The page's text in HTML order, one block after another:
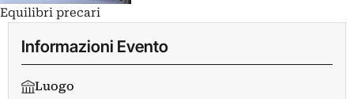
Equilibri precari
Informazioni Evento
Luogo